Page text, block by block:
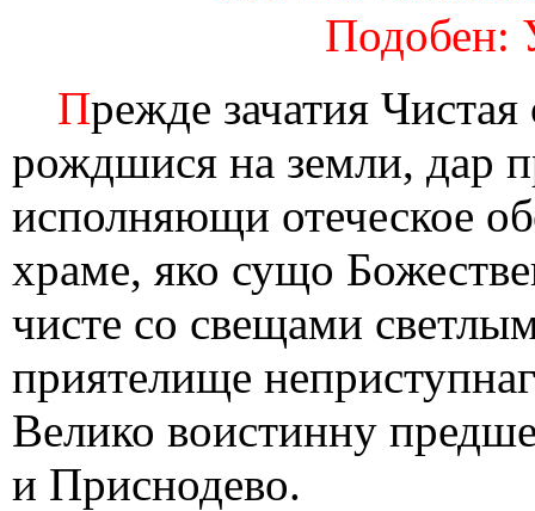
Подобен:
Прежде зачатия
рождшися на земли, дар
исполняющи отеческое
храме, яко сущо
чисте со свещами
приятелище
Велико воистинну
и Приснодево.